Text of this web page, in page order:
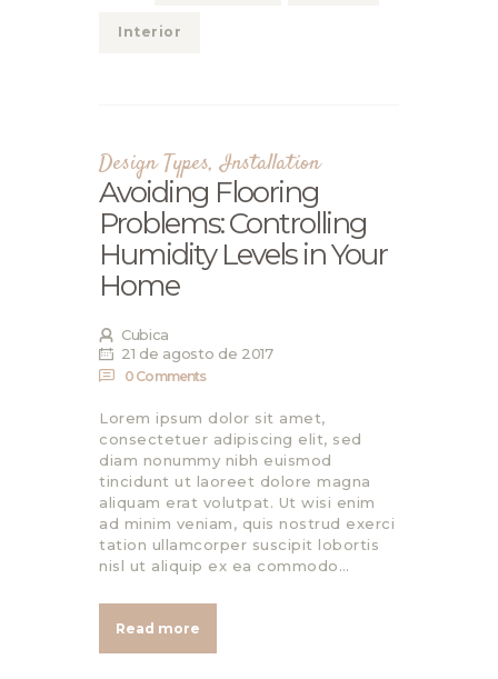
Interior
Design Types,Installation
Avoiding Flooring
Problems: Controlling
Humidity Levels in Your
Home
Cubica
21 de agosto de 2017
0 Comments
Lorem ipsum dolor sit amet,
consectetuer adipiscing elit, sed
diam nonummy nibh euismod
tincidunt ut laoreet dolore magna
aliquam erat volutpat. Ut wisi enim
ad minim veniam, quis nostrud exerci
tation ullamcorper suscipit lobortis
nisl ut aliquip ex ea commodo…
Read more